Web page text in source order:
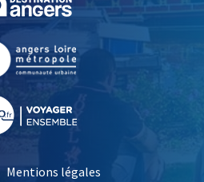
, Ouvre une nouvelle
Mentions légales